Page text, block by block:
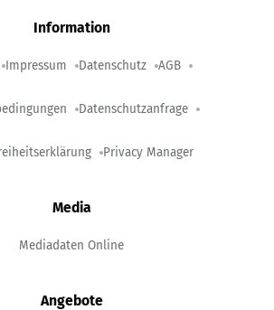
Information
Impressum Datenschutz AGB
Datenschutzanfrage
Privacy Manager
Media
Mediadaten Online
Angebote